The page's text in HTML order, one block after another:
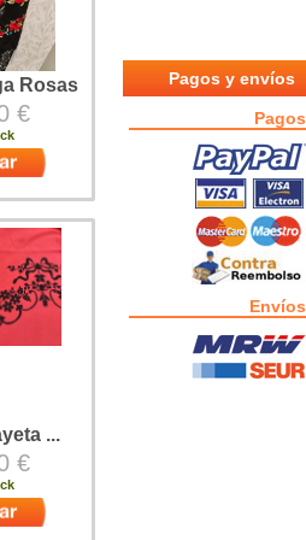
Rosas
€
rosas
y
de 8
cm x 130
...
€
Pagos y envíos
Pagos
Envíos